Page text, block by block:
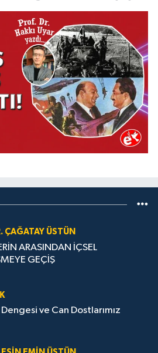
ÇAĞATAY ÜSTÜN
ARASINDAN İÇSEL
GEÇİŞ
Dengesi ve Can Dostlarımız